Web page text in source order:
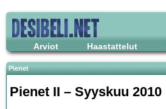
Arviot Haastattelut
Pienet
Pienet II – Syyskuu 2010